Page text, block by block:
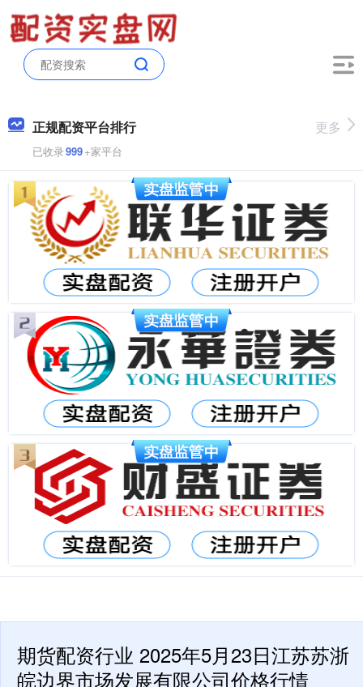
正规配资平台排行
已收录999+家平台
更多
期货配资行业 2025年5月23日江苏苏浙
皖边界市场发展有限公司价格行情